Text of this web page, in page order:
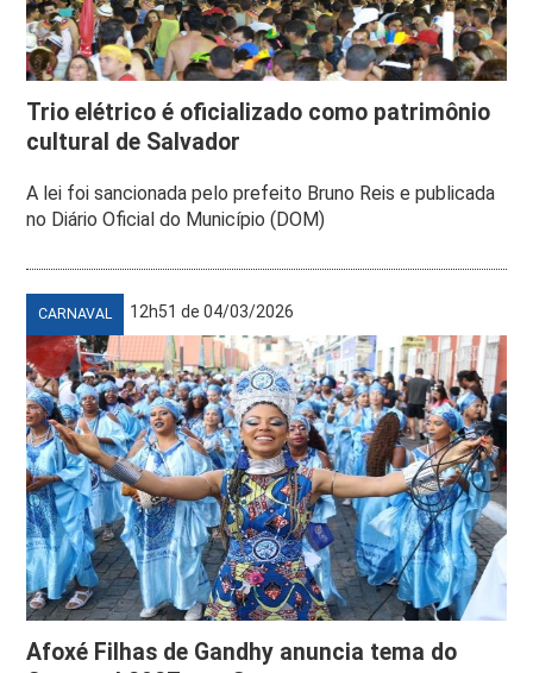
Trio elétrico é oficializado como patrimônio
cultural de Salvador
A lei foi sancionada pelo prefeito Bruno Reis e publicada
no Diário Oficial do Município (DOM)
CARNAVAL 12h51 de 04/03/2026
Afoxé Filhas de Gandhy anuncia tema do